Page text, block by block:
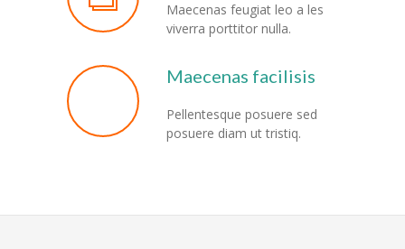
Maecenas feugiat leo a les
viverra porttitor nulla.
Maecenas facilisis
Pellentesque posuere sed
posuere diam ut tristiq.